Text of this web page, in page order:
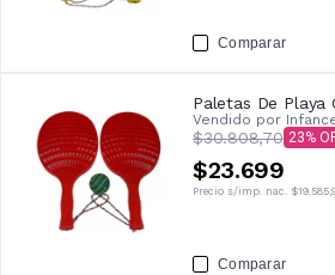
Comparar
Paletas De Playa
Vendido por
$30.808,70 23
$23.699
Precio s/imp. nac.
Comparar